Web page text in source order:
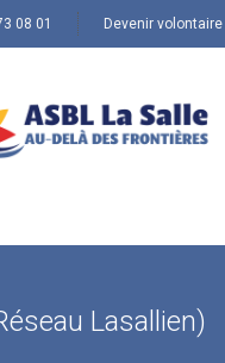
08 01 Devenir volontaire
Lasallien)